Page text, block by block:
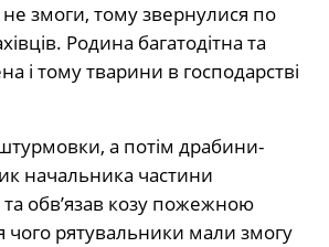
не змоги, тому звернулися по
Родина багатодітна та
і тому тварини в господарстві
а потім драбини-
начальника частини
та обв’язав козу пожежною
чого рятувальники мали змогу